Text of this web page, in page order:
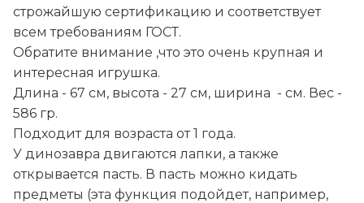
строжайшую сертификацию и соответствует
всем требованиям ГОСТ.
Обратите внимание ,что это очень крупная и
интересная игрушка.
Длина - 67 см, высота - 27 см, ширина - см. Вес -
586 гр.
Подходит для возраста от 1 года.
У динозавра двигаются лапки, а также
открывается пасть. В пасть можно кидать
предметы (эта функция подойдет, например,